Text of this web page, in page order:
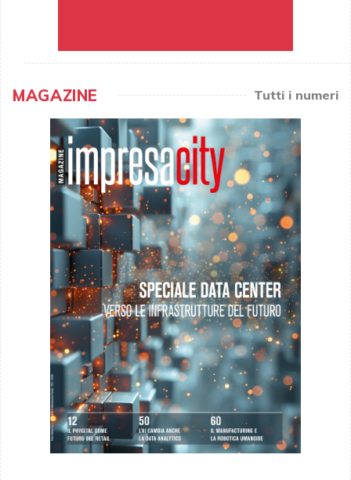
MAGAZINE Tutti i numeri